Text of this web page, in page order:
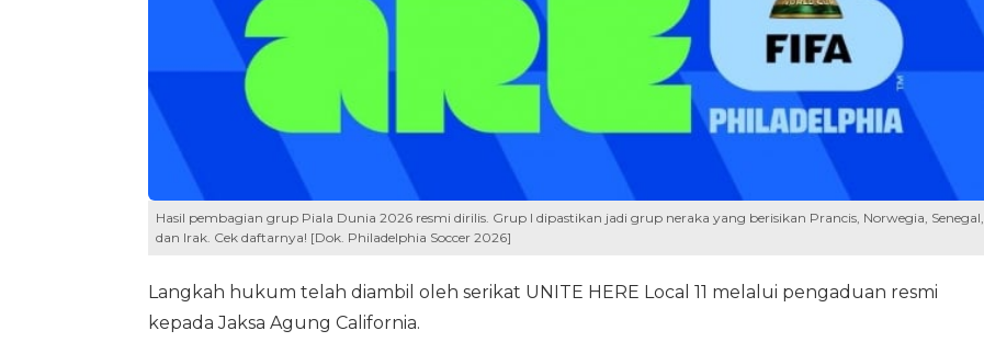
Hasil pembagian grup Piala Dunia 2026 resmi dirilis. Grup I dipastikan jadi grup neraka yang berisikan Prancis, Norwegia, Senegal,
dan Irak. Cek daftarnya! [Dok. Philadelphia Soccer 2026]
Langkah hukum telah diambil oleh serikat UNITE HERE Local 11 melalui pengaduan resmi
kepada Jaksa Agung California.